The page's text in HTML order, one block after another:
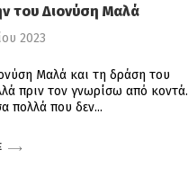
του Διονύση Μαλά
2023
Μαλά και τη δράση του
πριν τον γνωρίσω από κοντά.
πολλά που δεν